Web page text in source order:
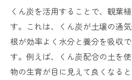
くん炭を活用することで、観葉
す。これは、くん炭が土壌の通
根が効率よく水分と養分を吸収
す。例えば、くん炭配合の土を
物の生育が目に見えて良くなる